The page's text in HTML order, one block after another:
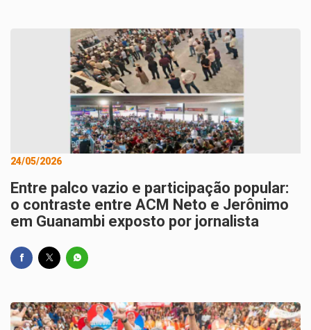
24/05/2026
Entre palco vazio e participação popular:
o contraste entre ACM Neto e Jerônimo
em Guanambi exposto por jornalista